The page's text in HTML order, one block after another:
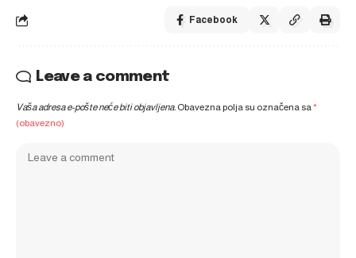
Facebook
Leave a comment
Vaša adresa e-pošte neće biti objavljena. Obavezna polja su označena sa*
(obavezno)